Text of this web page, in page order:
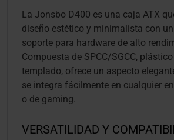
La Jonsbo D400 es una caja ATX
diseño estético y minimalista con
soporte para hardware de alto
Compuesta de SPCC/SGCC,
templado, ofrece un aspecto
se integra fácilmente en cualquier
o de gaming.
VERSATILIDAD Y